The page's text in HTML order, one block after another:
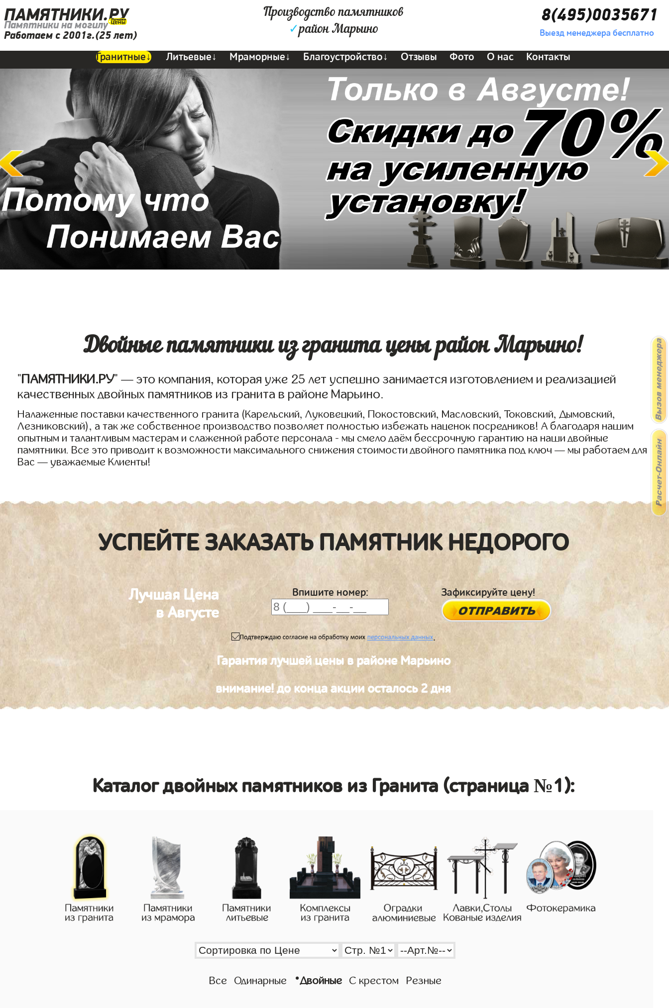
ПАМЯТНИКИ.РУ
Памятники на могилу
Работаем с 2001г.(25 лет)
Производство памятников
✓район Марьино
8(495)0035671
Выезд менеджера бесплатно
Гранитные↓ Литьевые↓ Мраморные↓ Благоустройство↓ Отзывы Фото О нас Контакты
Двойные памятники из гранита цены район Марьино!
"ПАМЯТНИКИ.РУ" — это компания, которая уже 25 лет успешно занимается изготовлением и реализацией
качественных двойных памятников из гранита в районе Марьино.
Налаженные поставки качественного гранита (Карельский, Луковецкий, Покостовский, Масловский, Токовский, Дымовский,
Лезниковский), а так же собственное производство позволяет полностью избежать наценок посредников! А благодаря нашим
опытным и талантливым мастерам и слаженной работе персонала - мы смело даём бессрочную гарантию на наши двойные
памятники. Все это приводит к возможности максимального снижения стоимости двойного памятника под ключ — мы работаем для
Вас — уважаемые Клиенты!
УСПЕЙТЕ ЗАКАЗАТЬ ПАМЯТНИК НЕДОРОГО
Лучшая Цена
в Августе
Впишите номер: Зафиксируйте цену!
.
Гарантия лучшей цены в районе Марьино
внимание! до конца акции осталось 2 дня
Каталог двойных памятников из Гранита (страница №1):
Все Одинарные •Двойные С крестом Резные